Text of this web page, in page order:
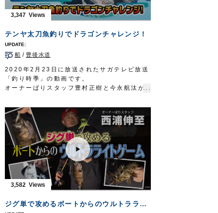
http://www.owner.co.jp/blog/instructor/22069/
ルアー合衆国プラス 三重テレビ放送 毎週
http://lure-us-plus.com/
OWNERMOVIE
オーナーばりwebsite
http://www.owner.co.jp
3,347
テンヤ太刀魚釣りでドラゴンチャレンジ！
船 / 豊後水道
2020年2月23日に放送されたサガテレビ放送
「釣り時季」の動画です。
オーナーばりスタッフ豊村正樹と今永航汰が
魚テンヤゲーム。
様々な誘いでアタリを引き出していきます。
■取材協力…大分県杵築市/Soyamaru様
■使用テンヤ…掛獲船太刀魚テンヤ
釣り時季 サガテレビ毎週日曜日朝5時30分
～6時放送https://turitoki.com/
OWNERMOVIEhttp://ownertv.jp/
オーナーばりwebsite
http://www.owner.co.jp
3,582
ジグ単で攻めるボートからのウルトラライトゲーム